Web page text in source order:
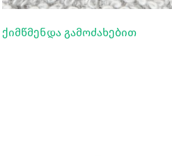
ქიმწმენდა გამოძახებით